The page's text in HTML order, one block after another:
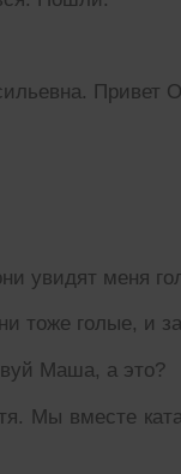
Привет
меня
голые, и
Маша, а это?